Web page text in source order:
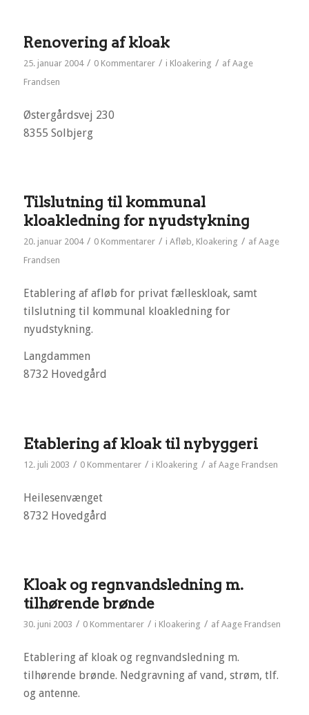
Renovering af kloak
25. januar 2004 / 0 Kommentarer / i Kloakering / af Aage
Frandsen
Østergårdsvej 230
8355 Solbjerg
Tilslutning til kommunal
kloakledning for nyudstykning
20. januar 2004 / 0 Kommentarer / i Afløb, Kloakering / af Aage
Frandsen
Etablering af afløb for privat fælleskloak, samt
tilslutning til kommunal kloakledning for
nyudstykning.
Langdammen
8732 Hovedgård
Etablering af kloak til nybyggeri
12. juli 2003 / 0 Kommentarer / i Kloakering / af Aage Frandsen
Heilesenvænget
8732 Hovedgård
Kloak og regnvandsledning m.
tilhørende brønde
30. juni 2003 / 0 Kommentarer / i Kloakering / af Aage Frandsen
Etablering af kloak og regnvandsledning m.
tilhørende brønde. Nedgravning af vand, strøm, tlf.
og antenne.